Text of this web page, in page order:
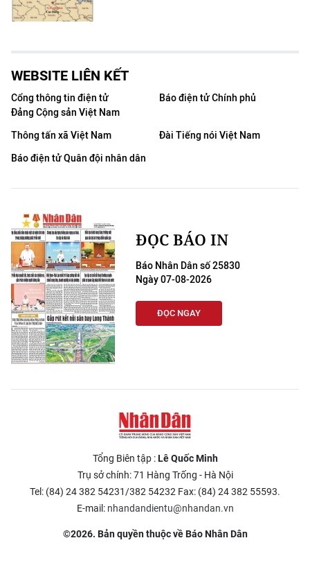
WEBSITE LIÊN KẾT
Cổng thông tin điện tử
Đảng Cộng sản Việt Nam
Báo điện tử Chính phủ
Thông tấn xã Việt Nam
Đài Tiếng nói Việt Nam
Báo điện tử Quân đội nhân dân
ĐỌC BÁO IN
Báo Nhân Dân số 25830
Ngày 07-08-2026
ĐỌC NGAY
Tổng Biên tập :Lê Quốc Minh
Trụ sở chính: 71 Hàng Trống - Hà Nội
Tel: (84) 24 382 54231/382 54232 Fax: (84) 24 382 55593.
E-mail: nhandandientu@nhandan.vn
©2026. Bản quyền thuộc về Báo Nhân Dân